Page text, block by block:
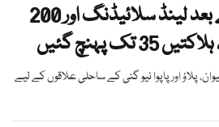
فلپائن میں زلزلے کے بعد لینڈ سلائیڈنگ اور 200
پہنچ گئیں
پلاؤ اور پاپوا نیو گنی کے ساحلی علاقوں کے لیے